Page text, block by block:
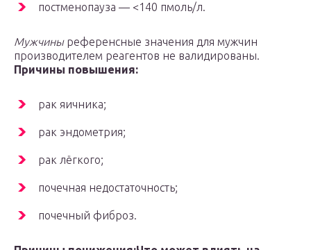
постменопауза — <140 пмоль/л.
Мужчиныреференсные значения для мужчин
производителем реагентов не валидированы.
Причины повышения:
рак яичника;
рак эндометрия;
рак лёгкого;
почечная недостаточность;
почечный фиброз.